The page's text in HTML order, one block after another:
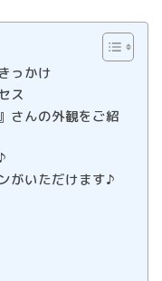
っかけ
ス
さんの外観をご紹
がいただけます♪